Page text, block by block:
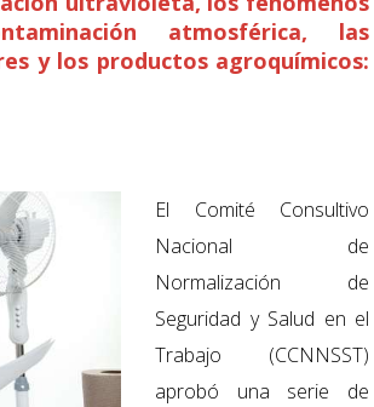
atmosférica, las
y los productos agroquímicos:
El Comité Consultivo
Nacional de
Normalización de
Seguridad y Salud en el
Trabajo (CCNNSST)
aprobó una serie de